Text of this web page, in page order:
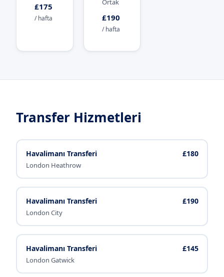
£175
/ hafta
Ortak
£190
/ hafta
Transfer Hizmetleri
Havalimanı Transferi
London Heathrow
£180
Havalimanı Transferi
London City
£190
Havalimanı Transferi
London Gatwick
£145